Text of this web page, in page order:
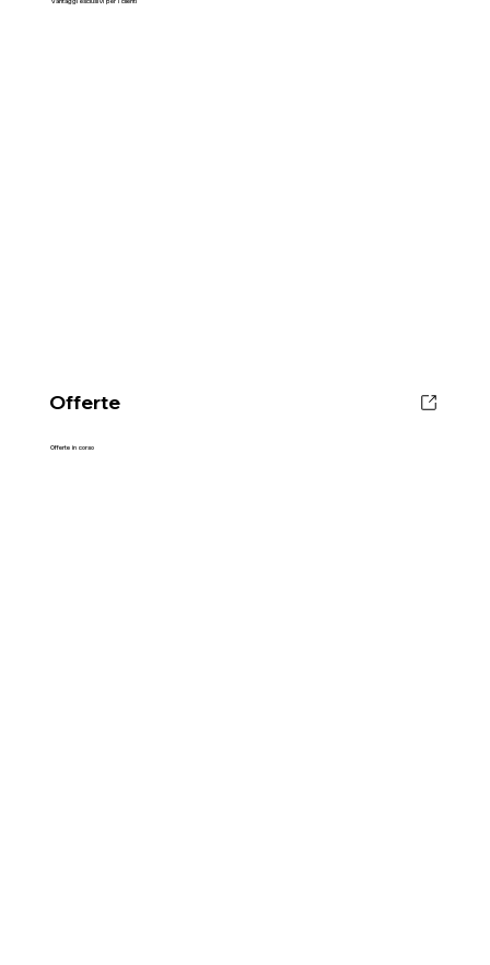
Vantaggi esclusivi per i clienti
Offerte
Offerte in corso